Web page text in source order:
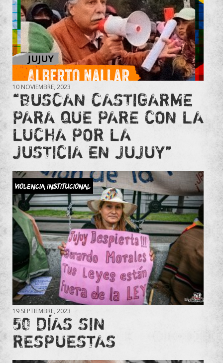
10 NOVIEMBRE, 2023
“BUSCAN CASTIGARME
PARA QUE PARE CON LA
LUCHA POR LA
JUSTICIA EN JUJUY”
Violencia Institucional
19 SEPTIEMBRE, 2023
50 DÍAS SIN
RESPUESTAS